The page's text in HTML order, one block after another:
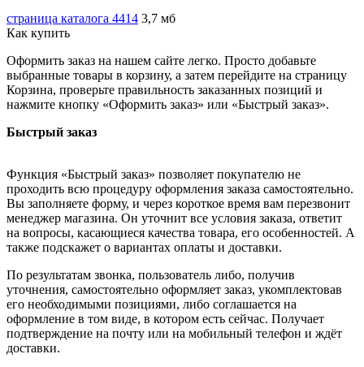
страница каталога 4414 3,7 мб
Как купить
Оформить заказ на нашем сайте легко. Просто добавьте
выбранные товары в корзину, а затем перейдите на страницу
Корзина, проверьте правильность заказанных позиций и
нажмите кнопку «Оформить заказ» или «Быстрый заказ».
Быстрый заказ
Функция «Быстрый заказ» позволяет покупателю не
проходить всю процедуру оформления заказа самостоятельно.
Вы заполняете форму, и через короткое время вам перезвонит
менеджер магазина. Он уточнит все условия заказа, ответит
на вопросы, касающиеся качества товара, его особенностей. А
также подскажет о вариантах оплаты и доставки.
По результатам звонка, пользователь либо, получив
уточнения, самостоятельно оформляет заказ, укомплектовав
его необходимыми позициями, либо соглашается на
оформление в том виде, в котором есть сейчас. Получает
подтверждение на почту или на мобильный телефон и ждёт
доставки.